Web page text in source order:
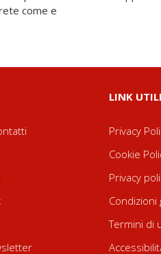
come e
LINK UTILI
Privacy
Cookie
Privacy
Condizioni
Termini di